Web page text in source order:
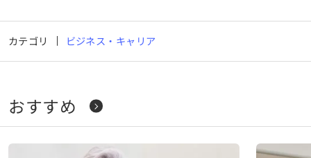
カテゴリ ビジネス・キャリア
おすすめ